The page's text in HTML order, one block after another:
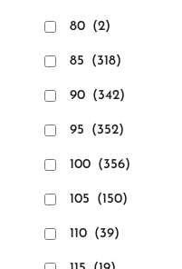
80 (2)
85 (318)
90 (342)
95 (352)
100 (356)
105 (150)
110 (39)